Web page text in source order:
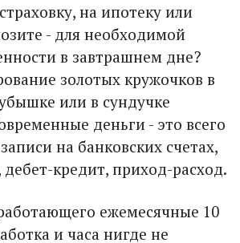
на ипотеку или
- для необходимой
в завтрашнем дне?
золотых кружочков в
или в сундучке
деньги - это всего
на банковских счетах,
дебет-кредит, приход-расход.
ежемесячные 10
и часа нигде не